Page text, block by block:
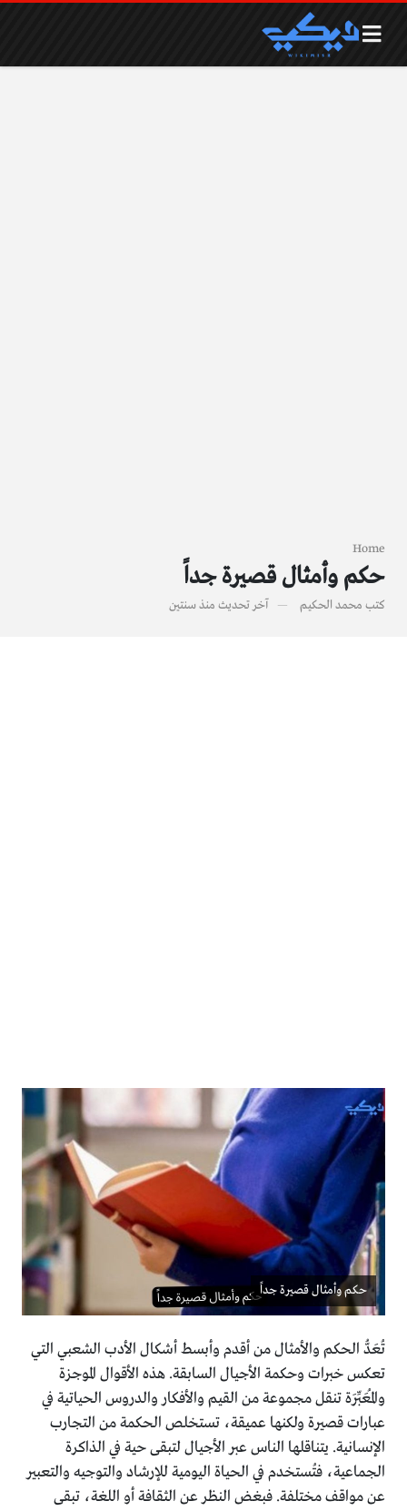
Home
حكم وأمثال قصيرة جداً
كتب محمد الحكيم آخر تحديث منذ سنتين
حكم وأمثال قصيرة جداً
تُعَدُّ الحكم والأمثال من أقدم وأبسط أشكال الأدب الشعبي التي
تعكس خبرات وحكمة الأجيال السابقة. هذه الأقوال الموجزة
والمُعَبِّرَة تنقل مجموعة من القيم والأفكار والدروس الحياتية في
عبارات قصيرة ولكنها عميقة، تستخلص الحكمة من التجارب
الإنسانية. يتناقلها الناس عبر الأجيال لتبقى حية في الذاكرة
الجماعية، فتُستخدم في الحياة اليومية للإرشاد والتوجيه والتعبير
عن مواقف مختلفة. فبغض النظر عن الثقافة أو اللغة، تبقى